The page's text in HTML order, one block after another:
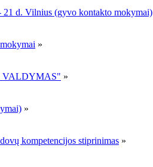
d. Vilnius (gyvo kontakto mokymai)
»
VALDYMAS" »
»
kompetencijos stiprinimas »